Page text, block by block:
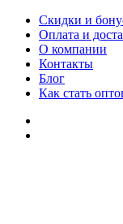
Скидки и
Оплата и
О компании
Контакты
Блог
Как стать